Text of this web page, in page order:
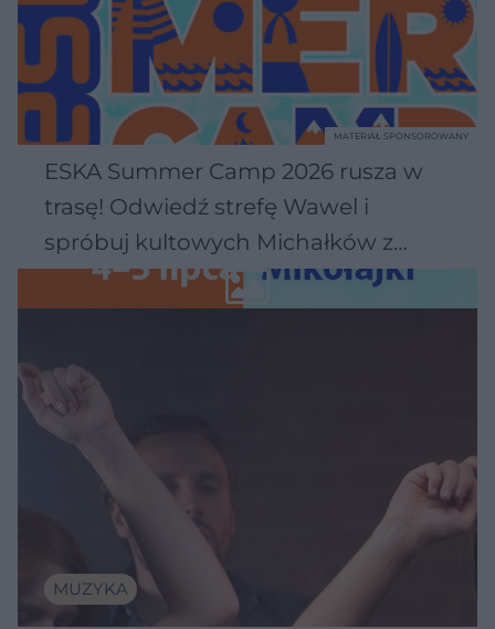
ESKA Summer Camp 2026 rusza w
trasę! Odwiedź strefę Wawel i
spróbuj kultowych Michałków z
Wawelu
MATERIAŁ SPONSOROWANY
MUZYKA